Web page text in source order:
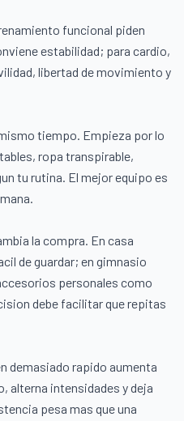
funcional piden
estabilidad; para cardio,
libertad de movimiento y
tiempo. Empieza por lo
ropa transpirable,
tu rutina. El mejor equipo es
la compra. En casa
de guardar; en gimnasio
personales como
debe facilitar que repitas
demasiado rapido aumenta
alterna intensidades y deja
pesa mas que una